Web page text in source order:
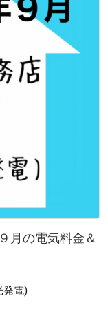
月の電気料金＆
発電)